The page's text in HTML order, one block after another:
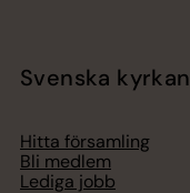
Svenska kyrkan
Hitta församling
Bli medlem
Lediga jobb